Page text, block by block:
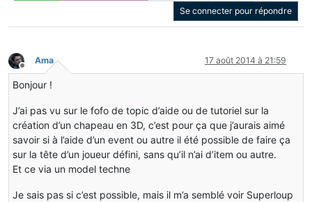
Se connecter pour répondre
Hors-ligne
Ama 17 août 2014 à 21:59
Bonjour !
J’ai pas vu sur le fofo de topic d’aide ou de tutoriel sur la
création d’un chapeau en 3D, c’est pour ça que j’aurais aimé
savoir si à l’aide d’un event ou autre il été possible de faire ça
sur la tête d’un joueur défini, sans qu’il n’ai d’item ou autre.
Et ce via un model techne
Je sais pas si c’est possible, mais il m’a semblé voir Superloup